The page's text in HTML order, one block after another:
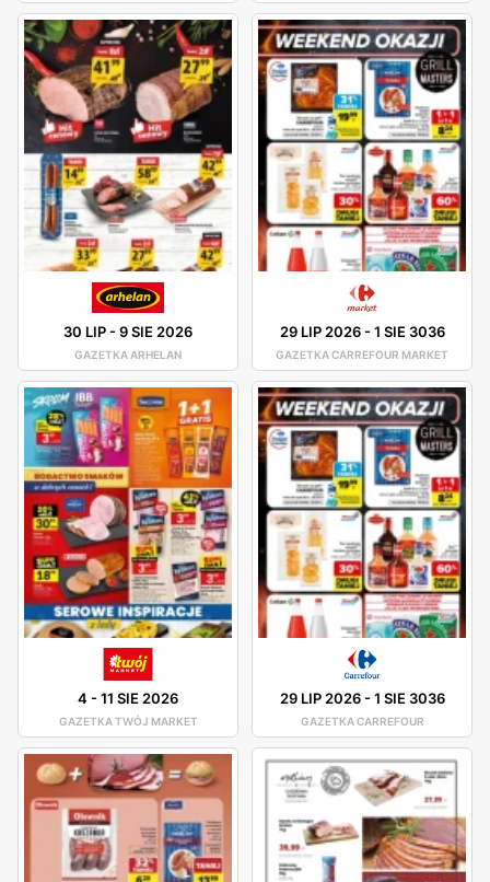
30 LIP-9 SIE 2026
GAZETKA ARHELAN
29 LIP 2026-1 SIE 3036
GAZETKA CARREFOUR MARKET
4 -11 SIE 2026
GAZETKA TWÓJ MARKET
29 LIP 2026-1 SIE 3036
GAZETKA CARREFOUR